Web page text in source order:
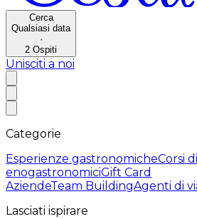
Cerca
Qualsiasi data
·
2 Ospiti
Unisciti a noi
Categorie
Esperienze gastronomicheCorsi
enogastronomiciGift Card
AziendeTeam BuildingAgenti di
Lasciati ispirare